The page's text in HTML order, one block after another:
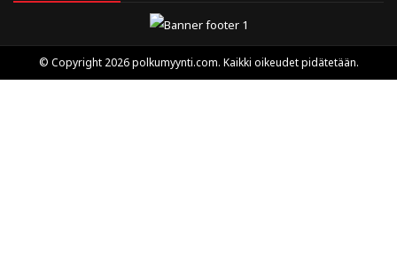
© Copyright 2026 polkumyynti.com. Kaikki oikeudet pidätetään.